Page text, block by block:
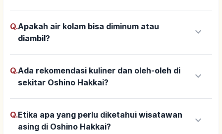
Q.Apakah air kolam bisa diminum atau
diambil?
keyboard_arrow_down
Q.Ada rekomendasi kuliner dan oleh-oleh di
sekitar Oshino Hakkai?
keyboard_arrow_down
Q.Etika apa yang perlu diketahui wisatawan
asing di Oshino Hakkai?
keyboard_arrow_down